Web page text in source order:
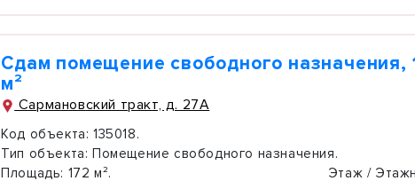
Сдам помещение свободного назначения,
м²
Сармановский тракт, д. 27А
Код объекта: 135018.
Тип объекта: Помещение свободного назначения.
Площадь: 172 м². Этаж /